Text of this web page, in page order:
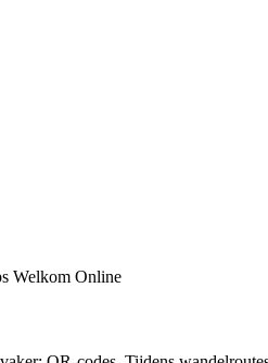
Welkom Online